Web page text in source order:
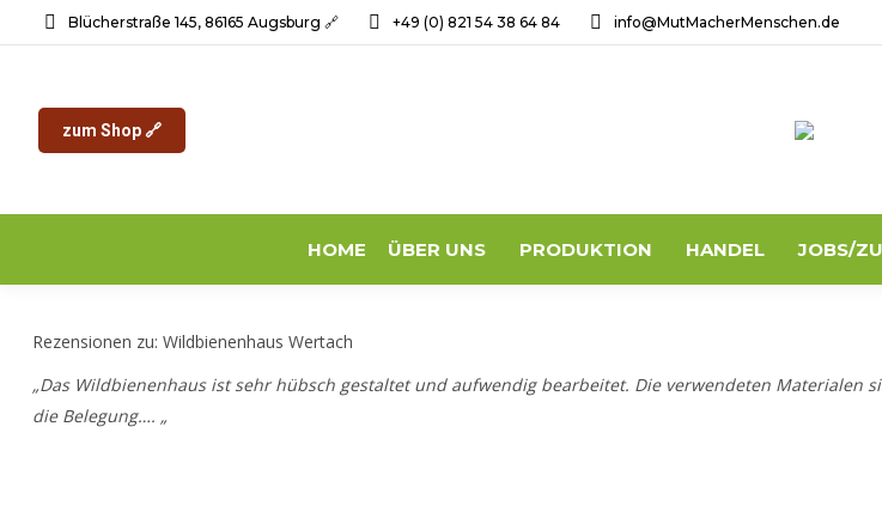
Blücherstraße 145, 86165 Augsburg 🔗 +49 (0) 821 54 38 64 84 info@MutMacherMenschen.de
zum Shop 🔗
HOME ÜBER UNS PRODUKTION HANDEL JOBS/
Rezensionen zu: Wildbienenhaus Wertach
„Das Wildbienenhaus ist sehr hübsch gestaltet und aufwendig bearbeitet. Die verwendeten
die Belegung…. „